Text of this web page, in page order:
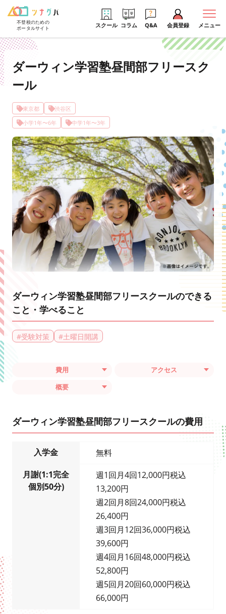
不登校のための
ポータルサイト
スクール コラム Q&A 会員登録 メニュー
ダーウィン学習塾昼間部フリースク
ール
東京都
渋谷区
小学1年〜6年
中学1年〜3年
ダーウィン学習塾昼間部フリースクールのできる
こと・学べること
#受験対策 #土曜日開講
費用
アクセス
概要
ダーウィン学習塾昼間部フリースクールの費用
入学金
無料
月謝(1:1完全
個別50分)
週1回月4回12,000円税込
13,200円
週2回月8回24,000円税込
26,400円
週3回月12回36,000円税込
39,600円
週4回月16回48,000円税込
52,800円
週5回月20回60,000円税込
66,000円